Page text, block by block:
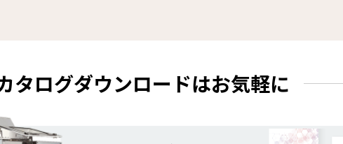
タログダウンロードはお気軽に